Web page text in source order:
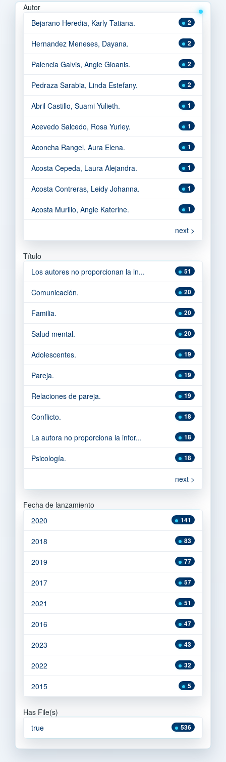
Autor
2
Bejarano Heredia, Karly Tatiana.
2
Hernandez Meneses, Dayana.
2
Palencia Galvis, Angie Gioanis.
2
Pedraza Sarabia, Linda Estefany.
1
Abril Castillo, Suami Yulieth.
1
Acevedo Salcedo, Rosa Yurley.
1
Aconcha Rangel, Aura Elena.
1
Acosta Cepeda, Laura Alejandra.
1
Acosta Contreras, Leidy Johanna.
1
Acosta Murillo, Angie Katerine.
next >
Título
51
Los autores no proporcionan la in...
20
Comunicación.
20
Familia.
20
Salud mental.
19
Adolescentes.
19
Pareja.
19
Relaciones de pareja.
18
Conflicto.
18
La autora no proporciona la infor...
18
Psicología.
next >
Fecha de lanzamiento
141
2020
83
2018
77
2019
57
2017
51
2021
47
2016
43
2023
32
2022
5
2015
Has File(s)
536
true